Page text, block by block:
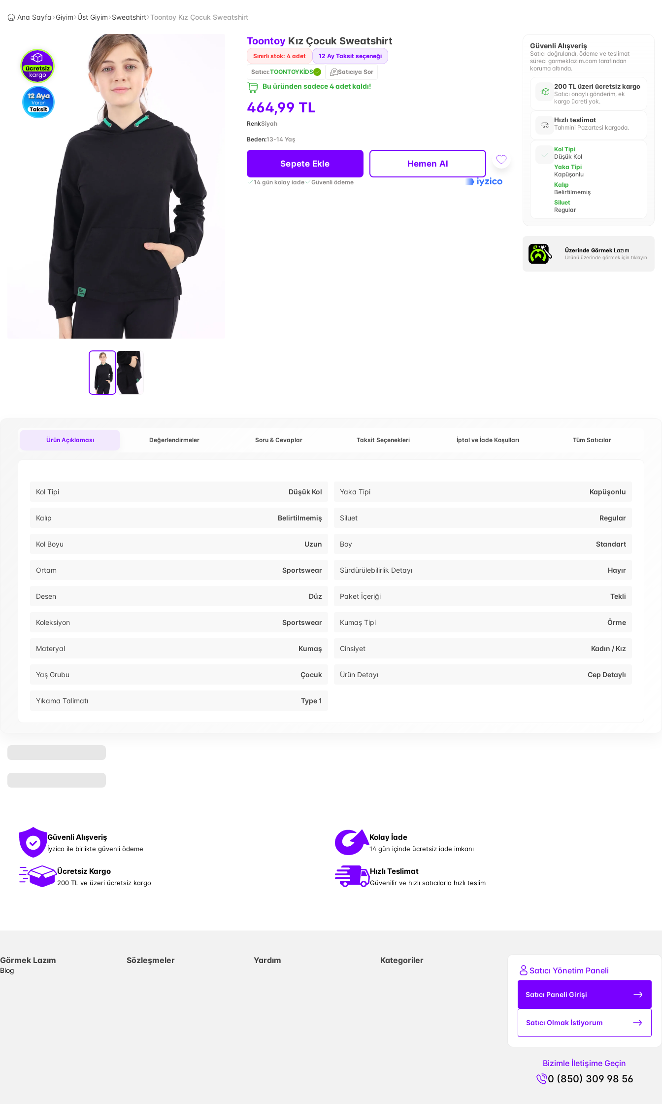
Ana Sayfa Giyim Üst Giyim Sweatshirt Toontoy Kız Çocuk Sweatshirt
Toontoy Kız Çocuk Sweatshirt
Sınırlı stok: 4 adet 12 Ay Taksit seçeneği
Satıcı:TOONTOYKİDS Satıcıya Sor
Bu üründen sadece 4 adet kaldı!
464,99 TL
RenkSiyah
Beden:13-14 Yaş
Sepete Ekle Hemen Al
14 gün kolay iade Güvenli ödeme
Güvenli Alışveriş
Satıcı doğrulandı, ödeme ve teslimat
süreci gormeklazim.com tarafından
koruma altında.
200 TL üzeri ücretsiz kargo
Satıcı onaylı gönderim, ek
kargo ücreti yok.
Hızlı teslimat
Tahmini Pazartesi kargoda.
Kol Tipi
Düşük Kol
Yaka Tipi
Kapüşonlu
Kalıp
Belirtilmemiş
Siluet
Regular
Üzerinde Görmek Lazım
Ürünü üzerinde görmek için tıklayın.
Ürün Açıklaması Değerlendirmeler Soru & Cevaplar Taksit Seçenekleri İptal ve İade Koşulları Tüm Satıcılar
Kol Tipi Düşük Kol Yaka Tipi Kapüşonlu
Kalıp Belirtilmemiş Siluet Regular
Kol Boyu Uzun Boy Standart
Ortam Sportswear Sürdürülebilirlik Detayı Hayır
Desen Düz Paket İçeriği Tekli
Koleksiyon Sportswear Kumaş Tipi Örme
Materyal Kumaş Cinsiyet Kadın / Kız
Yaş Grubu Çocuk Ürün Detayı Cep Detaylı
Yıkama Talimatı Type 1
Güvenli Alışveriş
İyzico ile birlikte güvenli ödeme
Kolay İade
14 gün içinde ücretsiz iade imkanı
Ücretsiz Kargo
200 TL ve üzeri ücretsiz kargo
Hızlı Teslimat
Güvenilir ve hızlı satıcılarla hızlı teslim
Görmek Lazım
Blog
Sözleşmeler Yardım
Kategoriler
Satıcı Yönetim Paneli
Satıcı Paneli Girişi
Satıcı Olmak İstiyorum
Bizimle İletişime Geçin
0 (850) 309 98 56